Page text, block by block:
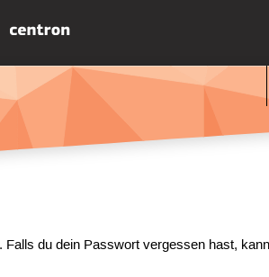
. Falls du dein Passwort vergessen hast,